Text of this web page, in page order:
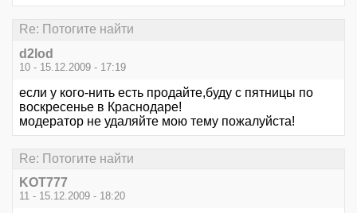
Re: Потогите найти
d2lod
10 - 15.12.2009 - 17:19
если у кого-нить есть продайте,буду с пятницы по
воскресенье в Краснодаре!
модератор не удаляйте мою тему пожалуйста!
Re: Потогите найти
KOT777
11 - 15.12.2009 - 18:20